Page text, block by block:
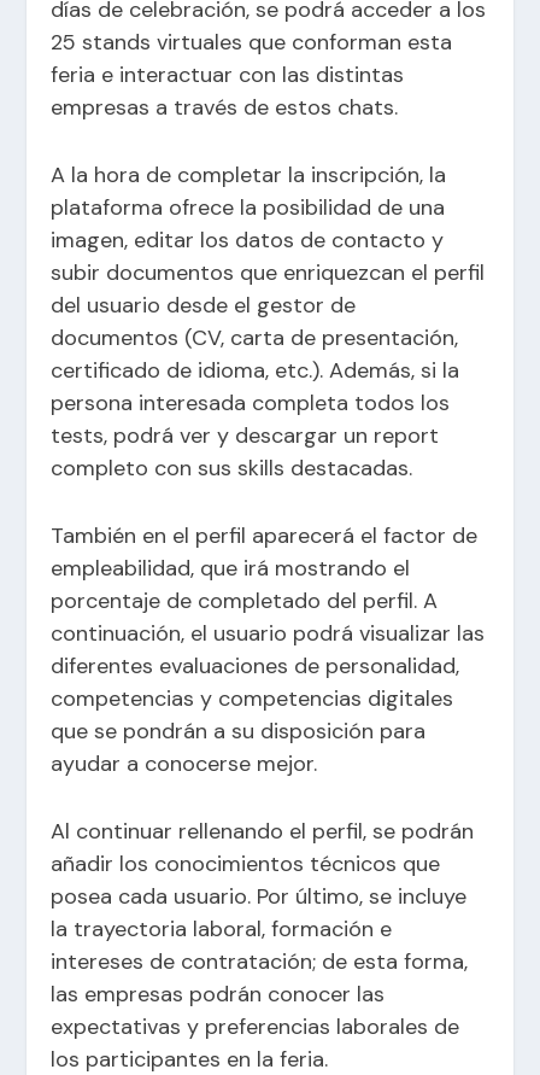
días de celebración, se podrá acceder a los
25 stands virtuales que conforman esta
feria e interactuar con las distintas
empresas a través de estos chats.
A la hora de completar la inscripción, la
plataforma ofrece la posibilidad de una
imagen, editar los datos de contacto y
subir documentos que enriquezcan el perfil
del usuario desde el gestor de
documentos (CV, carta de presentación,
certificado de idioma, etc.). Además, si la
persona interesada completa todos los
tests, podrá ver y descargar un report
completo con sus skills destacadas.
También en el perfil aparecerá el factor de
empleabilidad, que irá mostrando el
porcentaje de completado del perfil. A
continuación, el usuario podrá visualizar las
diferentes evaluaciones de personalidad,
competencias y competencias digitales
que se pondrán a su disposición para
ayudar a conocerse mejor.
Al continuar rellenando el perfil, se podrán
añadir los conocimientos técnicos que
posea cada usuario. Por último, se incluye
la trayectoria laboral, formación e
intereses de contratación; de esta forma,
las empresas podrán conocer las
expectativas y preferencias laborales de
los participantes en la feria.